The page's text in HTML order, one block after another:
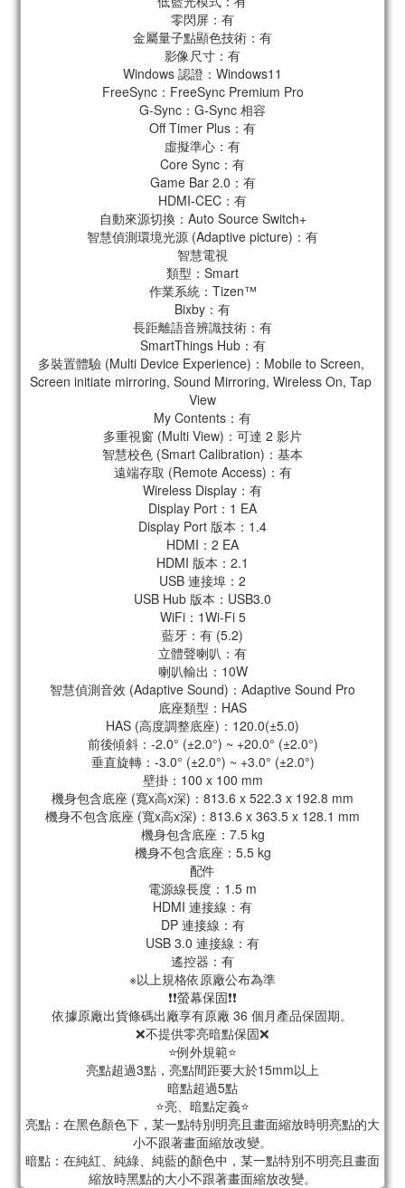
零閃屏：有
金屬量子點顯色技術：有
影像尺寸：有
Windows 認證：Windows11
FreeSync：FreeSync Premium Pro
G-Sync：G-Sync 相容
Off Timer Plus：有
虛擬準心：有
Core Sync：有
Game Bar 2.0：有
HDMI-CEC：有
自動來源切換：Auto Source Switch+
智慧偵測環境光源 (Adaptive picture)：有
智慧電視
類型：Smart
作業系統：Tizen™
Bixby：有
長距離語音辨識技術：有
SmartThings Hub：有
多裝置體驗 (Multi Device Experience)：Mobile to Screen,
Screen initiate mirroring, Sound Mirroring, Wireless On, Tap
View
My Contents：有
多重視窗 (Multi View)：可達 2 影片
智慧校色 (Smart Calibration)：基本
遠端存取 (Remote Access)：有
Wireless Display：有
Display Port：1 EA
Display Port 版本：1.4
HDMI：2 EA
HDMI 版本：2.1
USB 連接埠：2
USB Hub 版本：USB3.0
WiFi：1Wi-Fi 5
藍牙：有 (5.2)
立體聲喇叭：有
喇叭輸出：10W
智慧偵測音效 (Adaptive Sound)：Adaptive Sound Pro
底座類型：HAS
HAS (高度調整底座)：120.0(±5.0)
前後傾斜：-2.0° (±2.0°) ~ +20.0° (±2.0°)
垂直旋轉：-3.0° (±2.0°) ~ +3.0° (±2.0°)
壁掛：100 x 100 mm
機身包含底座 (寬x高x深)：813.6 x 522.3 x 192.8 mm
機身不包含底座 (寬x高x深)：813.6 x 363.5 x 128.1 mm
機身包含底座：7.5 kg
機身不包含底座：5.5 kg
配件
電源線長度：1.5 m
HDMI 連接線：有
DP 連接線：有
USB 3.0 連接線：有
遙控器：有
※以上規格依原廠公布為準
❗❗螢幕保固❗❗
依據原廠出貨條碼出廠享有原廠 36 個月產品保固期。
❌不提供零亮暗點保固❌
⭐例外規範⭐
亮點超過3點，亮點間距要大於15mm以上
暗點超過5點
⭐亮、暗點定義⭐
亮點：在黑色顏色下，某一點特別明亮且畫面縮放時明亮點的大
小不跟著畫面縮放改變。
暗點：在純紅、純綠、純藍的顏色中，某一點特別不明亮且畫面
縮放時黑點的大小不跟著畫面縮放改變。